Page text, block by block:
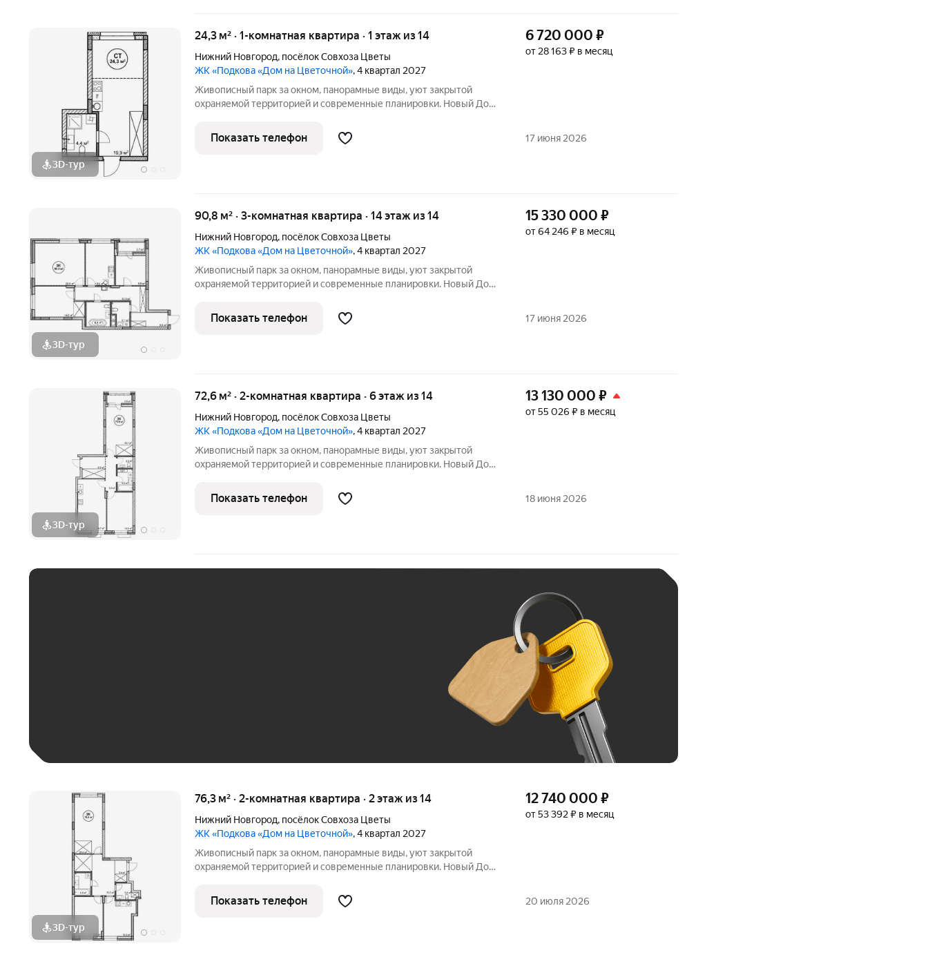
3D-тур
24,3 м² · 1-комнатная квартира · 1 этаж из 14
Нижний Новгород, посёлок Cовхоза Цветы
ЖК «Подкова «Дом на Цветочной», 4 квартал 2027
Живописный парк за окном, панорамные виды, уют закрытой
охраняемой территорией и современные планировки. Новый Дом
современном жилье.Квартиры для жизниЭто не просто жильё, а
продуманная среда для
6 720 000 ₽
от 28 163 ₽ в месяц
Показать телефон 17 июня 2026
3D-тур
90,8 м² · 3-комнатная квартира · 14 этаж из 14
Нижний Новгород, посёлок Cовхоза Цветы
ЖК «Подкова «Дом на Цветочной», 4 квартал 2027
Живописный парк за окном, панорамные виды, уют закрытой
охраняемой территорией и современные планировки. Новый Дом
современном жилье.Квартиры для жизниЭто не просто жильё, а
продуманная среда для
15 330 000 ₽
от 64 246 ₽ в месяц
Показать телефон 17 июня 2026
3D-тур
72,6 м² · 2-комнатная квартира · 6 этаж из 14
Нижний Новгород, посёлок Cовхоза Цветы
ЖК «Подкова «Дом на Цветочной», 4 квартал 2027
Живописный парк за окном, панорамные виды, уют закрытой
охраняемой территорией и современные планировки. Новый Дом
современном жилье.Квартиры для жизниЭто не просто жильё, а
продуманная среда для
13 130 000 ₽
от 55 026 ₽ в месяц
Показать телефон 18 июня 2026
3D-тур
76,3 м² · 2-комнатная квартира · 2 этаж из 14
Нижний Новгород, посёлок Cовхоза Цветы
ЖК «Подкова «Дом на Цветочной», 4 квартал 2027
Живописный парк за окном, панорамные виды, уют закрытой
охраняемой территорией и современные планировки. Новый Дом
современном жилье.Квартиры для жизниЭто не просто жильё, а
продуманная среда для
12 740 000 ₽
от 53 392 ₽ в месяц
Показать телефон 20 июля 2026